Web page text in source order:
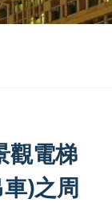
觀電梯
)之周